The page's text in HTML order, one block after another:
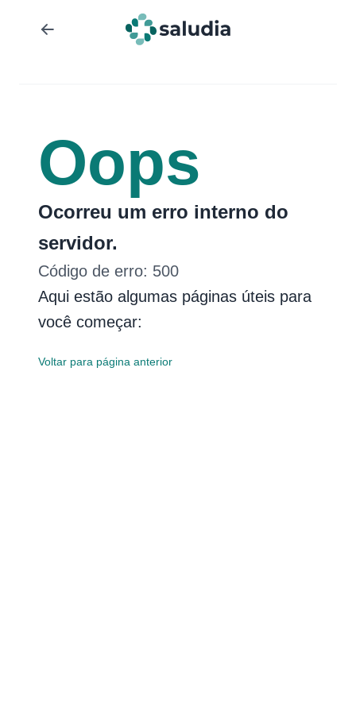
Oops
Ocorreu um erro interno do
servidor.
Código de erro: 500
Aqui estão algumas páginas úteis para
você começar:
Voltar para página anterior